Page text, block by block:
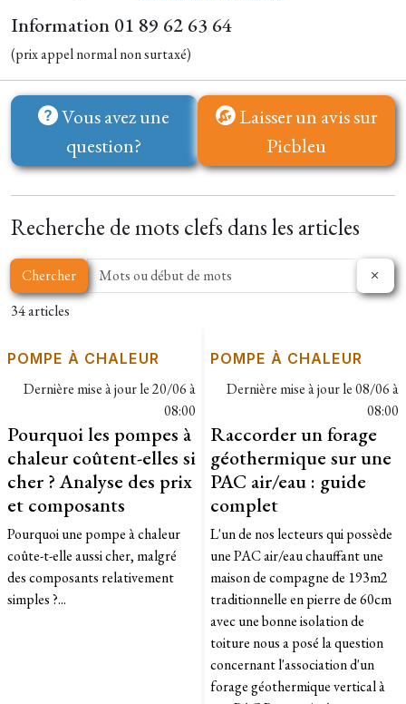
Information 01 89 62 63 64
(prix appel normal non surtaxé)
Vous avez une
question?
Laisser un avis sur
Picbleu
Recherche de mots clefs dans les articles
Chercher
34 articles
POMPE À CHALEUR
Dernière mise à jour le20/06 à
08:00
Pourquoi les pompes à
chaleur coûtent-elles si
cher ? Analyse des prix
et composants
Pourquoi une pompe à chaleur
coûte-t-elle aussi cher, malgré
des composants relativement
simples ?...
POMPE À CHALEUR
Dernière mise à jour le08/06 à
08:00
Raccorder un forage
géothermique sur une
PAC air/eau : guide
complet
L'un de nos lecteurs qui possède
une PAC air/eau chauffant une
maison de compagne de 193m2
traditionnelle en pierre de 60cm
avec une bonne isolation de
toiture nous a posé la question
concernant l'association d'un
forage géothermique vertical à